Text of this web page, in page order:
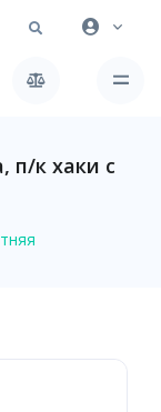
к хаки с